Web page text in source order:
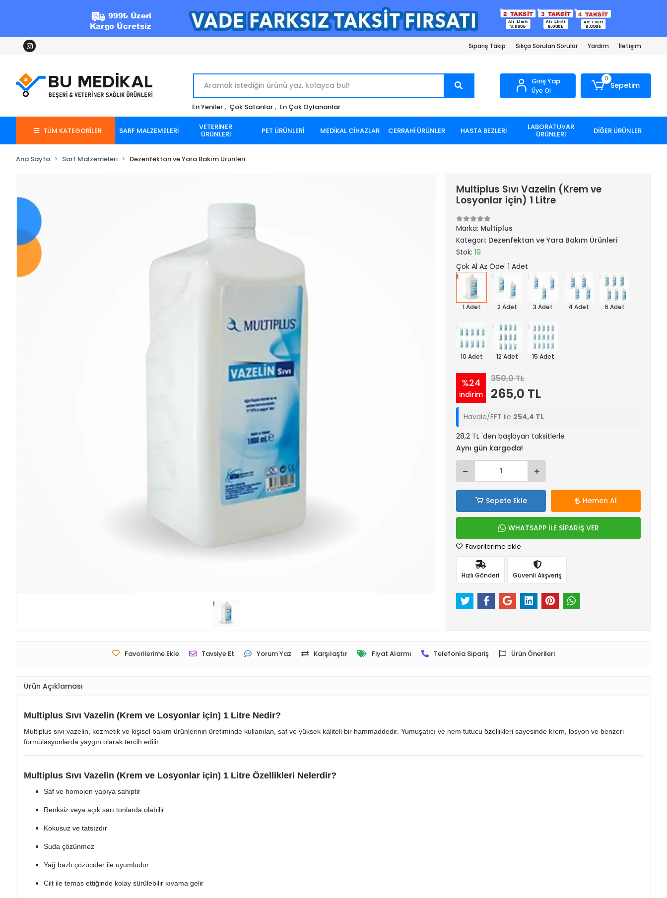
Sipariş Takip Sıkça Sorulan Sorular Yardım İletişim
En Yeniler , Çok Satanlar , En Çok Oylananlar
Giriş Yap
Üye Ol
0
Sepetim
TÜM KATEGORİLER SARF MALZEMELERİ VETERİNER
ÜRÜNLERİ PET ÜRÜNLERİ MEDİKAL CİHAZLAR CERRAHİ ÜRÜNLER HASTA BEZLERİ LABORATUVAR
ÜRÜNLERİ DİĞER ÜRÜNLER
Ana Sayfa Sarf Malzemeleri Dezenfektan ve Yara Bakım Ürünleri
Multiplus Sıvı Vazelin (Krem ve
Losyonlar için) 1 Litre
Marka: Multiplus
Kategori: Dezenfektan ve Yara Bakım Ürünleri
Stok:19
Çok Al Az Öde: 1 Adet
1 Adet 2 Adet 3 Adet 4 Adet 6 Adet
10 Adet 12 Adet 15 Adet
%24
indirim
350,0 TL
265,0 TL
Havale/EFT ile 254,4 TL
28,2 TL 'den başlayan taksitlerle
Aynı gün kargoda!
Sepete Ekle Hemen Al
WHATSAPP İLE SİPARİŞ VER
Favorilerime ekle
Hızlı Gönderi Güvenli Alışveriş
Favorilerime Ekle Tavsiye Et Yorum Yaz Karşılaştır Fiyat Alarmı Telefonla Sipariş Ürün Önerileri
Ürün Açıklaması
Multiplus Sıvı Vazelin (Krem ve Losyonlar için) 1 Litre Nedir?
Multiplus sıvı vazelin, kozmetik ve kişisel bakım ürünlerinin üretiminde kullanılan, saf ve yüksek kaliteli bir hammaddedir. Yumuşatıcı ve nem tutucu özellikleri sayesinde krem, losyon ve benzeri
formülasyonlarda yaygın olarak tercih edilir.
Multiplus Sıvı Vazelin (Krem ve Losyonlar için) 1 Litre Özellikleri Nelerdir?
Saf ve homojen yapıya sahiptir
Renksiz veya açık sarı tonlarda olabilir
Kokusuz ve tatsızdır
Suda çözünmez
Yağ bazlı çözücüler ile uyumludur
Cilt ile temas ettiğinde kolay sürülebilir kıvama gelir